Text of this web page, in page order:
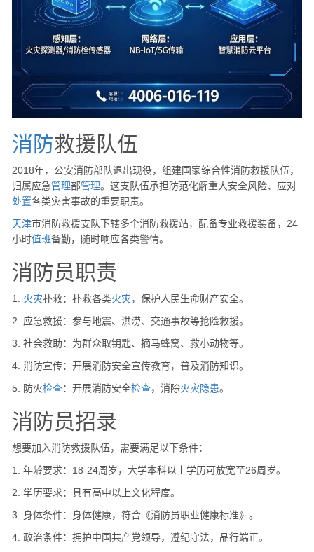
消防救援队伍
2018年，公安消防部队退出现役，组建国家综合性消防救援队伍，
归属应急管理部管理。这支队伍承担防范化解重大安全风险、应对
处置各类灾害事故的重要职责。
天津市消防救援支队下辖多个消防救援站，配备专业救援装备，24
小时值班备勤，随时响应各类警情。
消防员职责
1. 火灾扑救：扑救各类火灾，保护人民生命财产安全。
2. 应急救援：参与地震、洪涝、交通事故等抢险救援。
3. 社会救助：为群众取钥匙、摘马蜂窝、救小动物等。
4. 消防宣传：开展消防安全宣传教育，普及消防知识。
5. 防火检查：开展消防安全检查，消除火灾隐患。
消防员招录
想要加入消防救援队伍，需要满足以下条件：
1. 年龄要求：18-24周岁，大学本科以上学历可放宽至26周岁。
2. 学历要求：具有高中以上文化程度。
3. 身体条件：身体健康，符合《消防员职业健康标准》。
4. 政治条件：拥护中国共产党领导，遵纪守法，品行端正。